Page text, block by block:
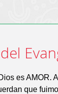
es AMOR.
que